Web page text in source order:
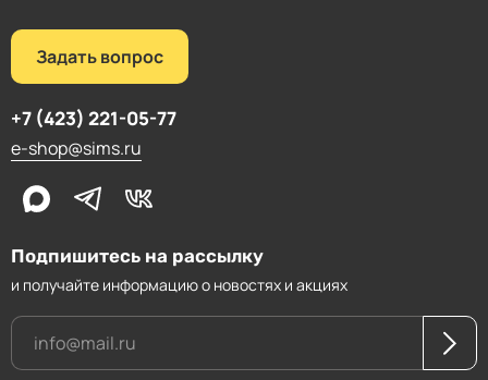
Подпишитесь на рассылку
и получайте информацию о новостях и акциях
Задать вопрос
+7 (423) 221-05-77
e-shop@sims.ru